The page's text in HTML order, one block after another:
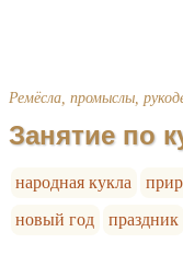
Ремёсла, промыслы,
Занятие по
народная кукла
новый год
праздник